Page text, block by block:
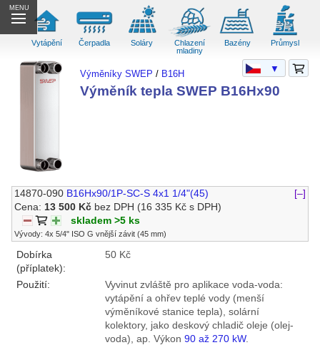
MENU
Vytápění Čerpadla Soláry
Chlazení
mladiny
Bazény Průmysl
Výměníky SWEP / B16H
Výměník tepla SWEP B16Hx90
14870-090 B16Hx90/1P-SC-S 4x1 1/4"(45)
[–]
Cena:13 500 Kč bez DPH (16 335 Kč s DPH)
skladem >5 ks
Vývody: 4x 5/4" ISO G vnější závit (45 mm)
Dobírka
(příplatek):
50 Kč
Použití:
Vyvinut zvláště pro aplikace voda-voda:
vytápění a ohřev teplé vody (menší
výměníkové stanice tepla), solární
kolektory, jako deskový chladič oleje (olej-
voda), ap. Výkon 90 až 270 kW.
▼